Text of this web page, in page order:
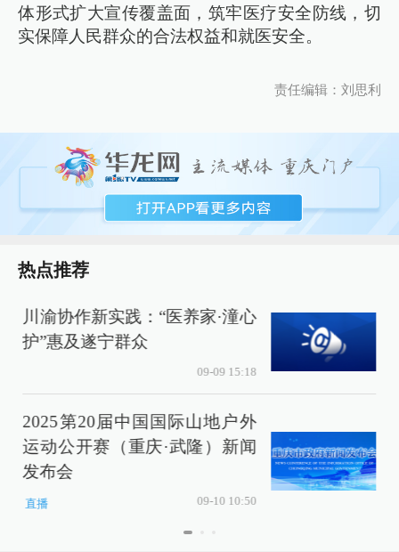
体形式扩大宣传覆盖面，筑牢医疗安全防线，切
实保障人民群众的合法权益和就医安全。
责任编辑：刘思利
热点推荐
川渝协作新实践：“医养家·潼心
护”惠及遂宁群众
09-09 15:18
2025第20届中国国际山地户外
运动公开赛（重庆·武隆）新闻
发布会
直播 09-10 10:50